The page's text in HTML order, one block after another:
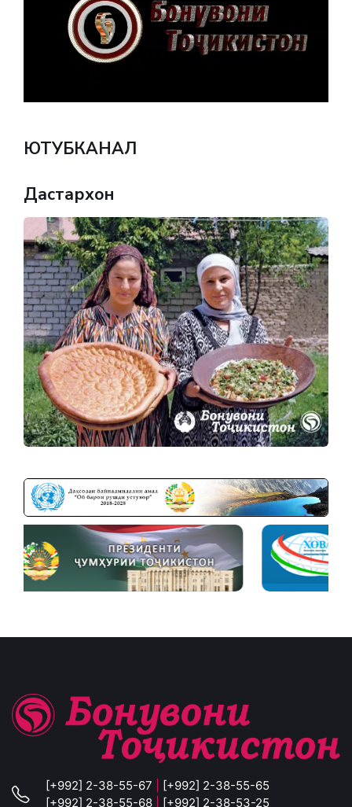
ЮТУБКАНАЛ
Дастархон
[+992] 2-38-55-67
[+992] 2-38-55-65
[+992] 2-38-55-68
[+992] 2-38-53-25